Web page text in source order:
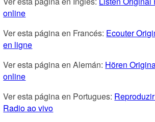
online
Ver esta página en Francés: Ecouter
en ligne
Ver esta página en Alemán: Hören
online
Ver esta página en Portugues:
Radio ao vivo